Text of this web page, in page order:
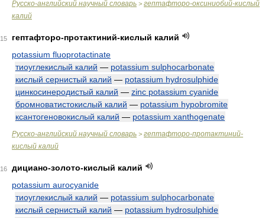
Русско-английский научный словарь > гептафторо-оксиниобий-кислый
калий
15
гептафторо-протактиний-кислый калий
potassium fluoprotactinate
тиоуглекислый калий — potassium sulphocarbonate
кислый сернистый калий — potassium hydrosulphide
цинкосинеродистый калий — zinc potassium cyanide
бромноватистокислый калий — potassium hypobromite
ксантогеновокислый калий — potassium xanthogenate
Русско-английский научный словарь > гептафторо-протактиний-
кислый калий
16
дициано-золото-кислый калий
potassium aurocyanide
тиоуглекислый калий — potassium sulphocarbonate
кислый сернистый калий — potassium hydrosulphide